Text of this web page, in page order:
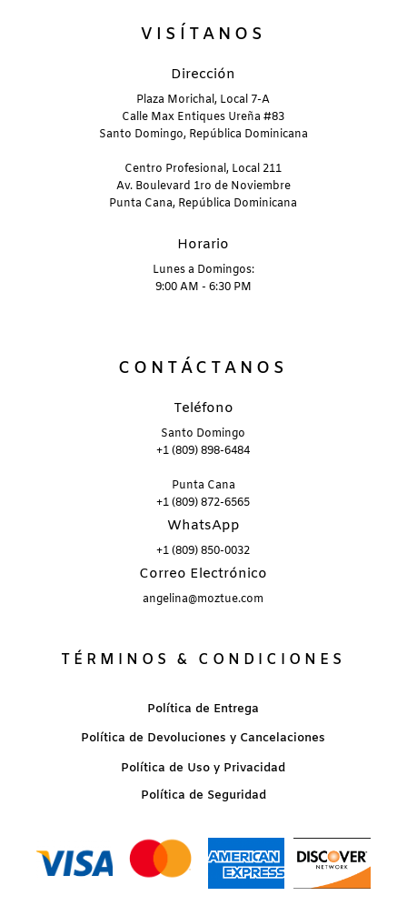
VISÍTANOS
Dirección
Plaza Morichal, Local 7-A
Calle Max Entiques Ureña #83
Santo Domingo, República Dominicana
Centro Profesional, Local 211
Av. Boulevard 1ro de Noviembre
Punta Cana, República Dominicana
Horario
Lunes a Domingos:
9:00 AM - 6:30 PM
CONTÁCTANOS
Teléfono
Santo Domingo
+1 (809) 898-6484
Punta Cana
+1 (809) 872-6565
WhatsApp
+1 (809) 850-0032
Correo Electrónico
angelina@moztue.com
TÉRMINOS & CONDICIONES
Política de Entrega
Política de Devoluciones y Cancelaciones
Política de Uso y Privacidad
Política de Seguridad